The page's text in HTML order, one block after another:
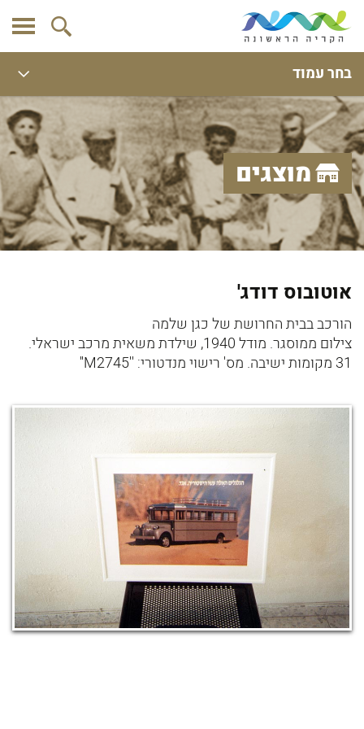
בחר עמוד
מוצגים
אוטובוס דודג'
הורכב בבית החרושת של כגן שלמה
צילום ממוסגר. מודל 1940, שילדת משאית מרכב ישראלי.
31 מקומות ישיבה. מס' רישוי מנדטורי: ''M2745''